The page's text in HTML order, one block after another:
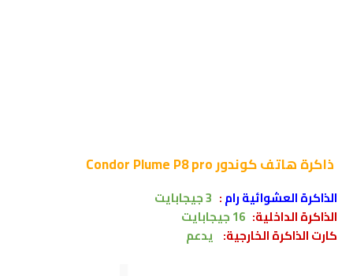
ذاكرةهاتف كوندور Condor Plume P8 pro
الذاكرة العشوائية رام:
جيجابايت
الذاكرة الداخلية:
جيجابايت
كارت الذاكرة الخارجية: يدعم